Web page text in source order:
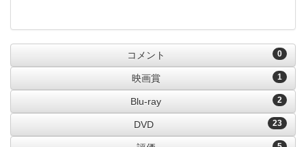
0
コメント
1
映画賞
2
Blu-ray
23
DVD